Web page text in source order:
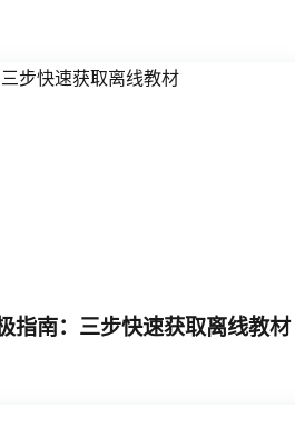
指南：三步快速获取离线教材